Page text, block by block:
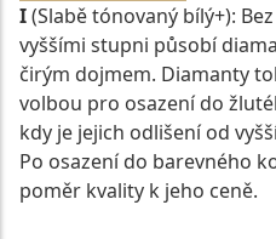
I(Slabě tónovaný bílý+):
vyššími stupni působí
čirým dojmem. Diamanty
volbou pro osazení do
kdy je jejich odlišení od
Po osazení do barevného
poměr kvality k jeho ceně.